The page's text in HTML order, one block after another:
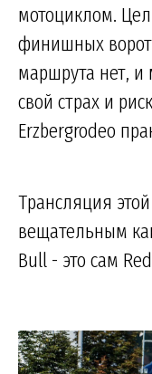
мотоциклом.
финишных
маршрута нет, и
свой страх и
Erzbergrodeo
Трансляция
вещательным
Bull - это сам